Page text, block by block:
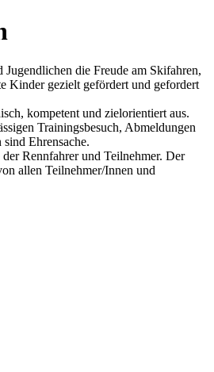
die Freude am Skifahren,
Kinder gezielt gefördert und gefordert
kompetent und zielorientiert aus.
Trainingsbesuch, Abmeldungen
Ehrensache.
Rennfahrer und Teilnehmer. Der
allen Teilnehmer/Innen und